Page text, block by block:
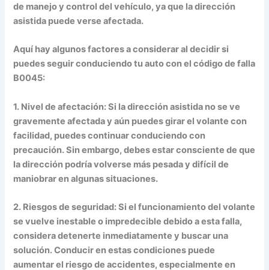
de manejo y control del vehículo, ya que la dirección
asistida puede verse afectada.
Aquí hay algunos factores a considerar al decidir si
puedes seguir conduciendo tu auto con el código de falla
B0045:
1. Nivel de afectación: Si la dirección asistida no se ve
gravemente afectada y aún puedes girar el volante con
facilidad, puedes continuar conduciendo con
precaución. Sin embargo, debes estar consciente de que
la dirección podría volverse más pesada y difícil de
maniobrar en algunas situaciones.
2. Riesgos de seguridad: Si el funcionamiento del volante
se vuelve inestable o impredecible debido a esta falla,
considera detenerte inmediatamente y buscar una
solución. Conducir en estas condiciones puede
aumentar el riesgo de accidentes, especialmente en